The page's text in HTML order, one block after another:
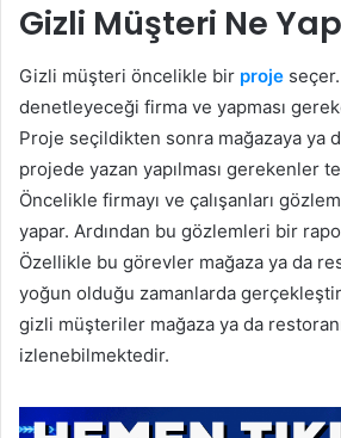
Gizli Müşteri Ne
Gizli müşteri öncelikle bir proje
denetleyeceği firma ve yapması
Proje seçildikten sonra mağazaya ya
projede yazan yapılması gerekenler
Öncelikle firmayı ve çalışanları
yapar. Ardından bu gözlemleri bir
Özellikle bu görevler mağaza ya da
yoğun olduğu zamanlarda
gizli müşteriler mağaza ya da
izlenebilmektedir.